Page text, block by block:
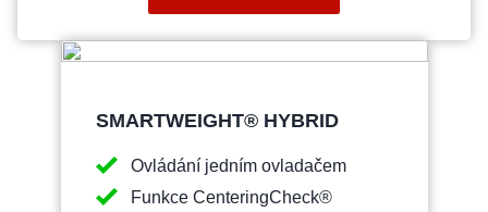
SMARTWEIGHT® HYBRID
Ovládání jedním ovladačem
Funkce CenteringCheck®